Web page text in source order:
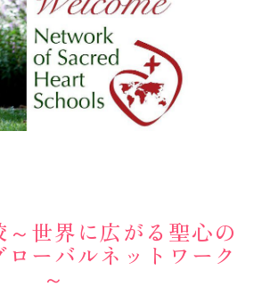
世界に広がる聖心の
ーバルネットワーク
～